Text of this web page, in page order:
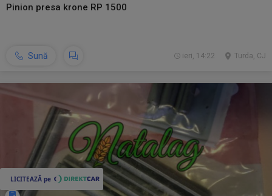
Pinion presa krone RP 1500
Sună Turda, CJ
ieri, 14:22